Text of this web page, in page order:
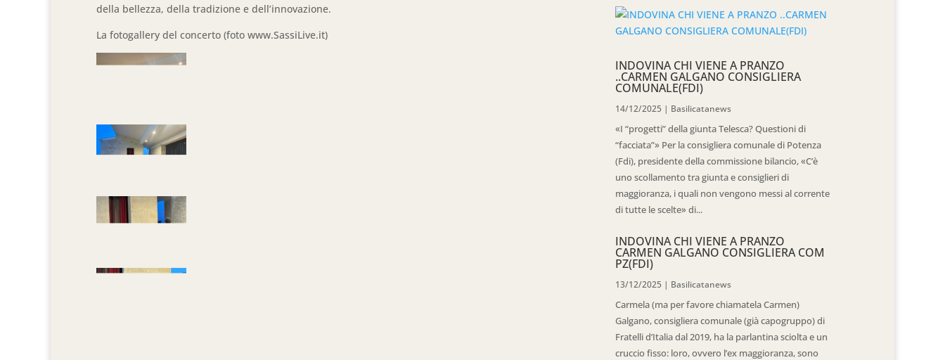
della bellezza, della tradizione e dell’innovazione.
La fotogallery del concerto (foto www.SassiLive.it)
INDOVINA CHI VIENE A PRANZO
..CARMEN GALGANO CONSIGLIERA
COMUNALE(FDI)
14/12/2025 | Basilicatanews
«I “progetti” della giunta Telesca? Questioni di
“facciata”» Per la consigliera comunale di Potenza
(Fdi), presidente della commissione bilancio, «C’è
uno scollamento tra giunta e consiglieri di
maggioranza, i quali non vengono messi al corrente
di tutte le scelte» di...
INDOVINA CHI VIENE A PRANZO
CARMEN GALGANO CONSIGLIERA COM
PZ(FDI)
13/12/2025 | Basilicatanews
Carmela (ma per favore chiamatela Carmen)
Galgano, consigliera comunale (già capogruppo) di
Fratelli d’Italia dal 2019, ha la parlantina sciolta e un
cruccio fisso: loro, ovvero l’ex maggioranza, sono